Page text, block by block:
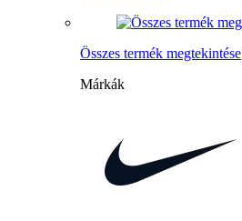
Összes termék megtekintése
Márkák